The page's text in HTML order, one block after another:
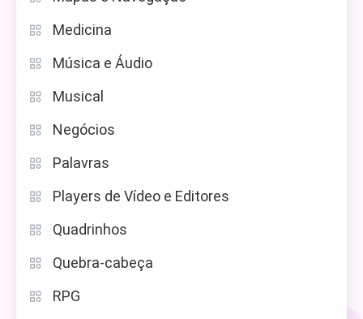
Medicina
Música e Áudio
Musical
Negócios
Palavras
Players de Vídeo e Editores
Quadrinhos
Quebra-cabeça
RPG